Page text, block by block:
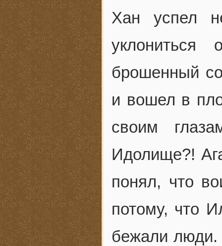
Хан успел
брошенный
и вошел в
своим
Идолище?!
понял, что
потому, что
бежали люди.